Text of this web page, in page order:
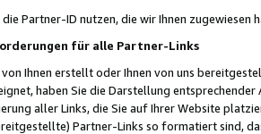
Partner-ID nutzen, die wir Ihnen zugewiesen
für alle Partner-Links
Ihnen erstellt oder Ihnen von uns
haben Sie die Darstellung
aller Links, die Sie auf Ihrer Website
Partner-Links so formatiert sind,